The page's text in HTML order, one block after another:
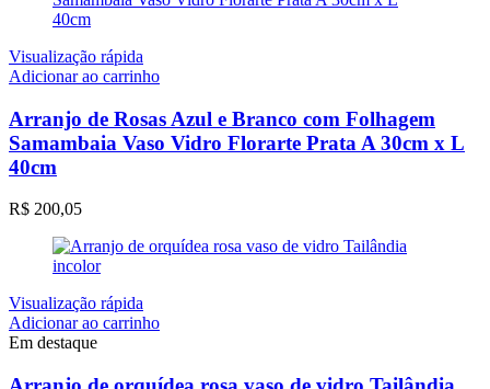
Visualização rápida
Adicionar ao carrinho
Arranjo de Rosas Azul e Branco com Folhagem
Samambaia Vaso Vidro Florarte Prata A 30cm x L
40cm
R$ 200,05
Visualização rápida
Adicionar ao carrinho
Em destaque